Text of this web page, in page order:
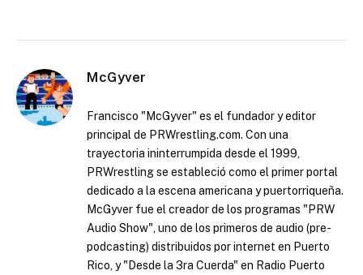
McGyver
Francisco "McGyver" es el fundador y editor
principal de PRWrestling.com. Con una
trayectoria ininterrumpida desde el 1999,
PRWrestling se estableció como el primer portal
dedicado a la escena americana y puertorriqueña.
McGyver fue el creador de los programas "PRW
Audio Show", uno de los primeros de audio (pre-
podcasting) distribuidos por internet en Puerto
Rico, y "Desde la 3ra Cuerda" en Radio Puerto